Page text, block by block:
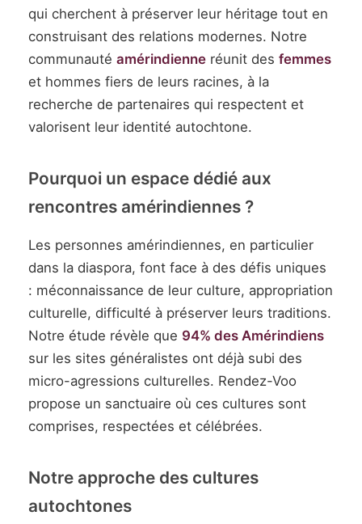
qui cherchent à préserver leur héritage tout en
construisant des relations modernes. Notre
communauté amérindienne réunit des femmes
et hommes fiers de leurs racines, à la
recherche de partenaires qui respectent et
valorisent leur identité autochtone.
Pourquoi un espace dédié aux
rencontres amérindiennes ?
Les personnes amérindiennes, en particulier
dans la diaspora, font face à des défis uniques
: méconnaissance de leur culture, appropriation
culturelle, difficulté à préserver leurs traditions.
Notre étude révèle que 94% des Amérindiens
sur les sites généralistes ont déjà subi des
micro-agressions culturelles. Rendez-Voo
propose un sanctuaire où ces cultures sont
comprises, respectées et célébrées.
Notre approche des cultures
autochtones